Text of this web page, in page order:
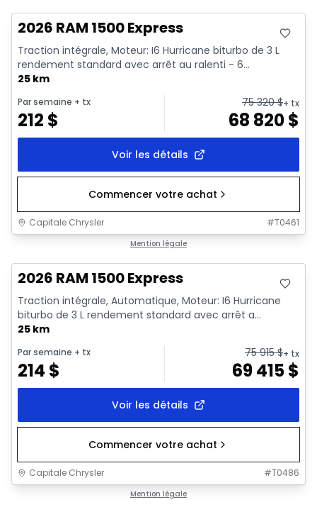
2026 RAM 1500 Express
Traction intégrale, Moteur: I6 Hurricane biturbo de 3 L
rendement standard avec arrêt au ralenti - 6...
25 km
Par semaine + tx
212 $
75 320$+ tx
68 820$
Voir les détails
Commencer votre achat
Capitale Chrysler #T0461
Mention légale
2026 RAM 1500 Express
Traction intégrale, Automatique, Moteur: I6 Hurricane
biturbo de 3 L rendement standard avec arrêt a...
25 km
Par semaine + tx
214 $
75 915$+ tx
69 415$
Voir les détails
Commencer votre achat
Capitale Chrysler #T0486
Mention légale